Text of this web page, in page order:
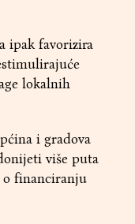
ipak favorizira
lokalnih
i gradova
više puta
o financiranju